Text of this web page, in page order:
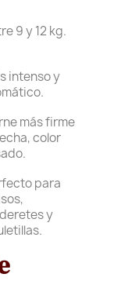
9 y 12 kg.
intenso y
más firme
color
para
y